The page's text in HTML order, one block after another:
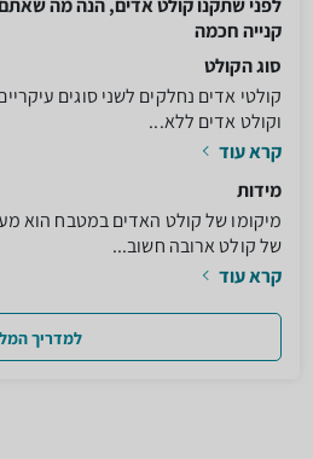
קנייה חכמה
סוג הקולט
קולטי אדים נחלקים לשני סוגים
וקולט אדים ללא...
קרא עוד
מידות
מיקומו של קולט האדים במטבח הוא
של קולט ארובה חשוב...
קרא עוד
למדריך